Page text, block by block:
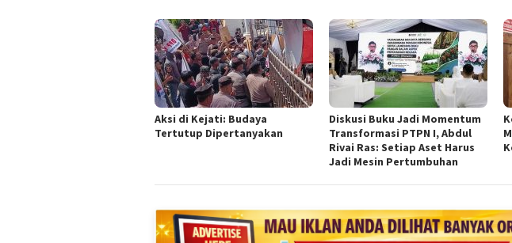
Aksi di Kejati: Budaya
Tertutup Dipertanyakan
Diskusi Buku Jadi Momentum
Transformasi PTPN I, Abdul
Rivai Ras: Setiap Aset Harus
Jadi Mesin Pertumbuhan